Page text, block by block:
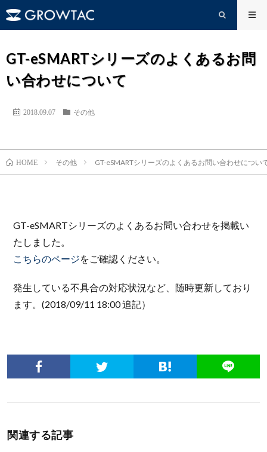
GT-eSMARTシリーズのよくあるお問
い合わせについて
2018.09.07 その他
HOME その他 GT-eSMARTシリーズのよくあるお問い合わせについ
GT-eSMARTシリーズのよくあるお問い合わせを掲載い
たしました。
こちらのページをご確認ください。
発生している不具合の対応状況など、随時更新しており
ます。(2018/09/11 18:00 追記）
関連する記事